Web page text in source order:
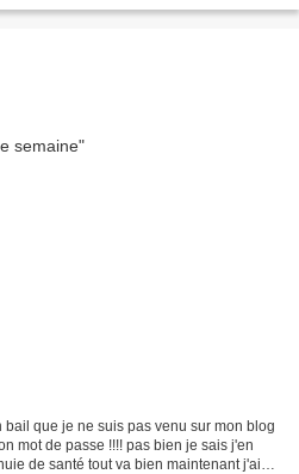
que je ne suis pas venu sur mon blog
mot de passe !!!! pas bien je sais j'en
de santé tout va bien maintenant j'ai